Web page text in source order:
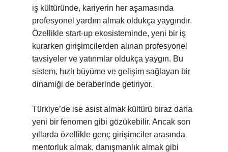
iş kültüründe, kariyerin her aşamasında
profesyonel yardım almak oldukça yaygındır.
Özellikle start-up ekosisteminde, yeni bir iş
kurarken girişimcilerden alınan profesyonel
tavsiyeler ve yatırımlar oldukça yaygın. Bu
sistem, hızlı büyüme ve gelişim sağlayan bir
dinamiği de beraberinde getiriyor.
Türkiye’de ise asist almak kültürü biraz daha
yeni bir fenomen gibi gözükebilir. Ancak son
yıllarda özellikle genç girişimciler arasında
mentorluk almak, danışmanlık almak gibi